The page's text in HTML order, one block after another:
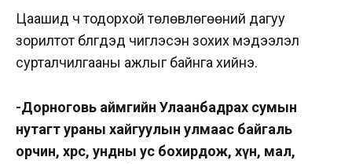
Цаашид ч тодорхой төлөвлөгөөний дагуу
зорилтот бүлгүүдэд чиглэсэн зохих мэдээлэл
сурталчилгааны ажлыг байнга хийнэ.
-Дорноговь аймгийн Улаанбадрах сумын
нутагт ураны хайгуулын улмаас байгаль
орчин, хөрс, ундны ус бохирдож, хүн, мал,